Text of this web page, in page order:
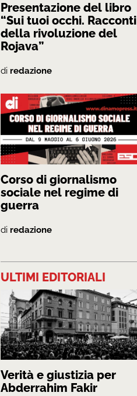
Presentazione del libro
“Sui tuoi occhi. Racconti
della rivoluzione del
Rojava”
di redazione
Corso di giornalismo
sociale nel regime di
guerra
di redazione
ULTIMI EDITORIALI
Verità e giustizia per
Abderrahim Fakir